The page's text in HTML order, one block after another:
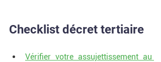
Checklist décret tertiaire
Vérifier votre assujettissement au